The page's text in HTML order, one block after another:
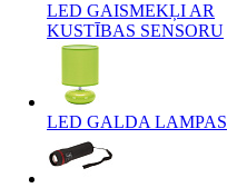
LED GAISMEKĻI AR
KUSTĪBAS SENSORU
LED GALDA LAMPAS